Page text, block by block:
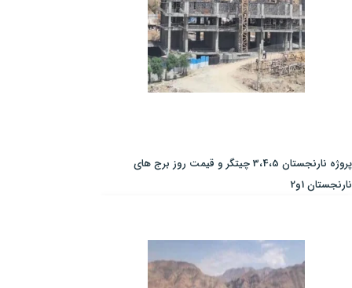
پروژه نارنجستان 3،4،5 چیتگر و قیمت روز برج های
نارنجستان 1و2